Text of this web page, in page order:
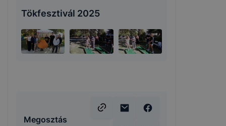
Tökfesztivál 2025
Megosztás